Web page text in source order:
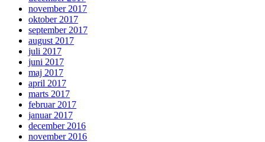
november 2017
oktober 2017
september 2017
august 2017
juli 2017
juni 2017
maj 2017
april 2017
marts 2017
februar 2017
januar 2017
december 2016
november 2016